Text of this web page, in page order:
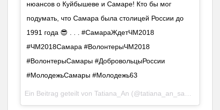
нюансов о Куйбышеве и Самаре! Кто бы мог
подумать, что Самара была столицей России до
1991 года 😎 . . . #СамараЖдетЧМ2018
#ЧМ2018Самара #ВолонтерыЧМ2018
#ВолонтерыСамары #ДобровольцыРоссии
#МолодежьСамары #Молодежь63